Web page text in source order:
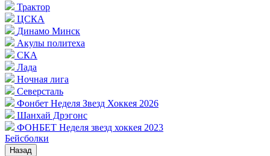
Трактор
ЦСКА
Динамо Минск
Акулы политеха
СКА
Лада
Ночная лига
Северсталь
Фонбет Неделя Звезд Хоккея 2026
Шанхай Дрэгонс
ФОНБЕТ Неделя звезд хоккея 2023
Бейсболки
Назад